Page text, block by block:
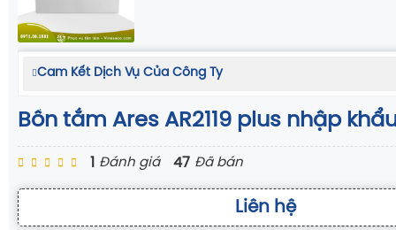
Cam Kết Dịch Vụ Của Công Ty
Bồn tắm Ares AR2119 plus nhập
1 Đánh giá 47 Đã bán
Liên hệ